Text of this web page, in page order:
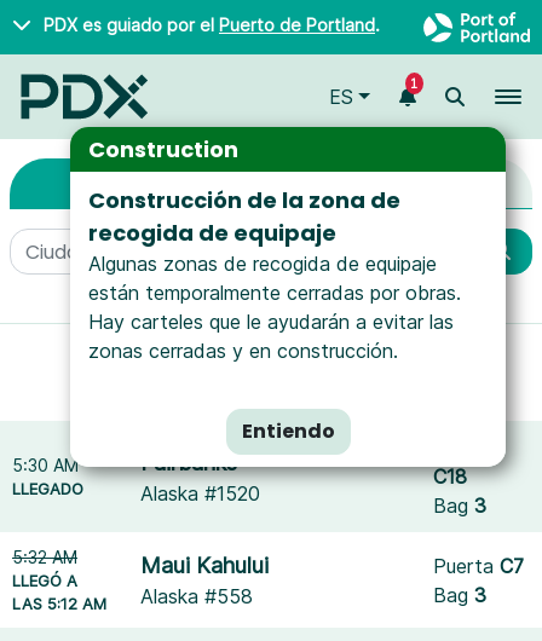
Saltar al contenido principal
PDX es guiado por el Puerto de Portland.
Construction
Construcción de la zona de
recogida de equipaje
Algunas zonas de recogida de equipaje
están temporalmente cerradas por obras.
Hay carteles que le ayudarán a evitar las
zonas cerradas y en construcción.
Entiendo
ES
1
Llegadas y Salidas
Arrivals & Departures
More filters
Mostrando resultados paraIcelandair
5:30 AM
LLEGADO
Fairbanks
Alaska #1520
C18
Bag3
5:32 AM
LLEGÓ A
LAS 5:12 AM
Maui Kahului
Alaska #558
PuertaC7
Bag3